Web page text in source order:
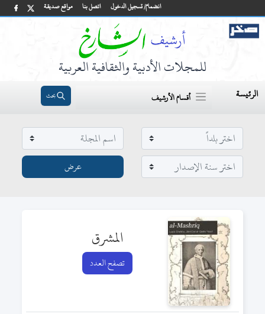
مواقع صديقة اتصل بنا انضمام/ تسجيل الدخول
للمجلات الأدبية والثقافية العربية
الرئيسة أقسام الأرشيف بحث
المشرق
تصفح العدد